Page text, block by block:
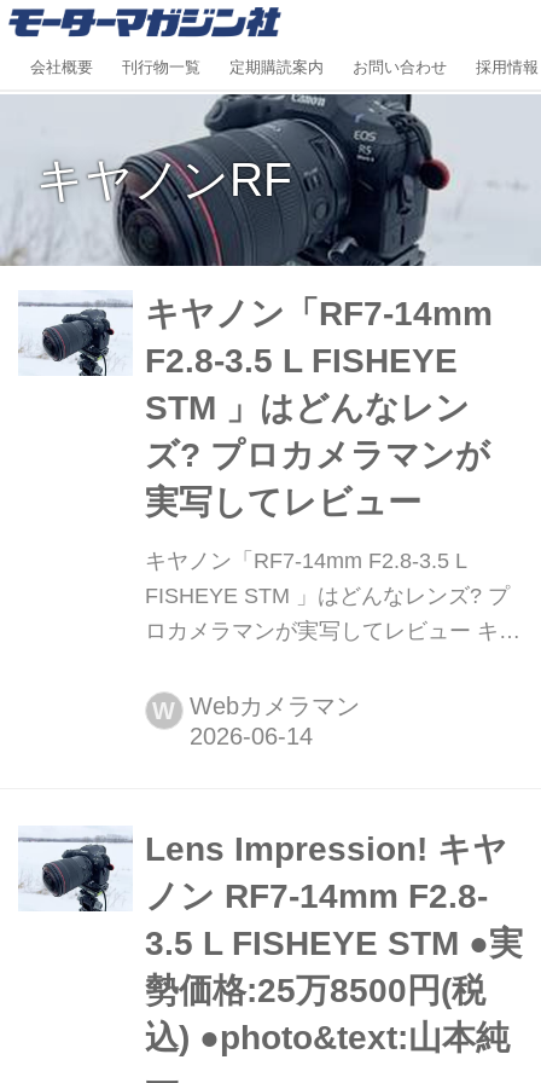
会社概要 刊行物一覧 定期購読案内 お問い合わせ 採用情報
キヤノンRF
キヤノン「RF7-14mm
F2.8-3.5 L FISHEYE
STM 」はどんなレン
ズ? プロカメラマンが
実写してレビュー
キヤノン「RF7-14mm F2.8-3.5 L
FISHEYE STM 」はどんなレンズ? プ
ロカメラマンが実写してレビュー キヤ
STM 」は、全周190°、広角端7mmの
画角をカバーするフィッシュアイズー
(2026年4月30日公開、2026年6月1日
W Webカメラマン
Lens Impression! キヤ
ノン RF7-14mm F2.8-
3.5 L FISHEYE STM ●実
勢価格:25万8500円(税
込) ●photo&text:山本純